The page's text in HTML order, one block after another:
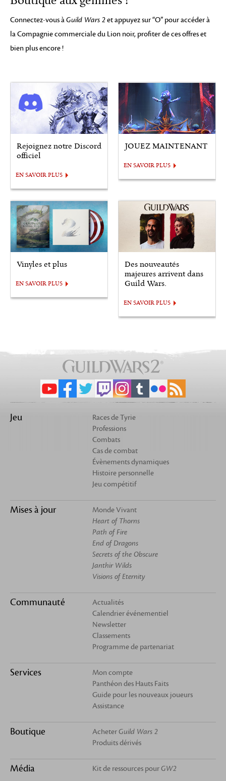
Connectez-vous àGuild Wars 2et appuyez sur “O” pour accéder à
la Compagnie commerciale du Lion noir, profiter de ces offres et
bien plus encore !
Rejoignez notre Discord
officiel
EN SAVOIR PLUS
JOUEZ MAINTENANT
EN SAVOIR PLUS
Vinyles et plus
EN SAVOIR PLUS
Des nouveautés
majeures arrivent dans
Guild Wars.
EN SAVOIR PLUS
Jeu
Races de Tyrie
Professions
Combats
Cas de combat
Évènements dynamiques
Histoire personnelle
Jeu compétitif
Mises à jour
Monde Vivant
Heart of Thorns
Path of Fire
End of Dragons
Secrets of the Obscure
Janthir Wilds
Visions of Eternity
Communauté
Actualités
Calendrier événementiel
Newsletter
Classements
Programme de partenariat
Services
Mon compte
Panthéon des Hauts Faits
Guide pour les nouveaux joueurs
Assistance
Boutique AcheterGuild Wars 2
Produits dérivés
Média Kit de ressources pourGW2